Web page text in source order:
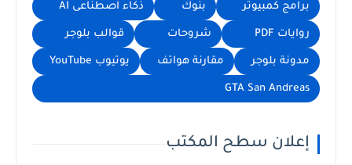
برامج كمبيوتر بنوك ذكاء اصطناعى AI
روايات PDF شروحات قوالب بلوجر
مدونة بلوجر مقارنة هواتف يوتيوب YouTube
GTA San Andreas
إعلان سطح المكتب